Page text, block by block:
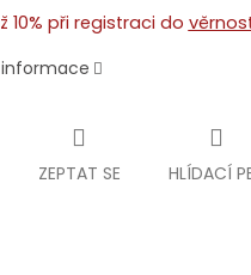
10% při registraci do
ZEPTAT SE HLÍDACÍ